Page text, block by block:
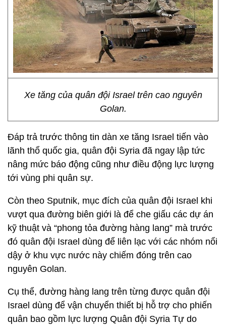
Xe tăng của quân đội Israel trên cao nguyên
Golan.
Đáp trả trước thông tin dàn xe tăng Israel tiến vào
lãnh thổ quốc gia, quân đội Syria đã ngay lập tức
nâng mức báo động cũng như điều động lực lượng
tới vùng phi quân sự.
Còn theo Sputnik, mục đích của quân đội Israel khi
vượt qua đường biên giới là để che giấu các dự án
kỹ thuật và “phong tỏa đường hàng lang” mà trước
đó quân đội Israel dùng để liên lạc với các nhóm nổi
dậy ở khu vực nước này chiếm đóng trên cao
nguyên Golan.
Cụ thể, đường hàng lang trên từng được quân đội
Israel dùng để vận chuyển thiết bị hỗ trợ cho phiến
quân bao gồm lực lượng Quân đội Syria Tự do